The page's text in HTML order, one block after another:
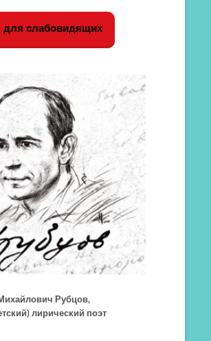
для слабовидящих
Рубцов,
лирический поэт